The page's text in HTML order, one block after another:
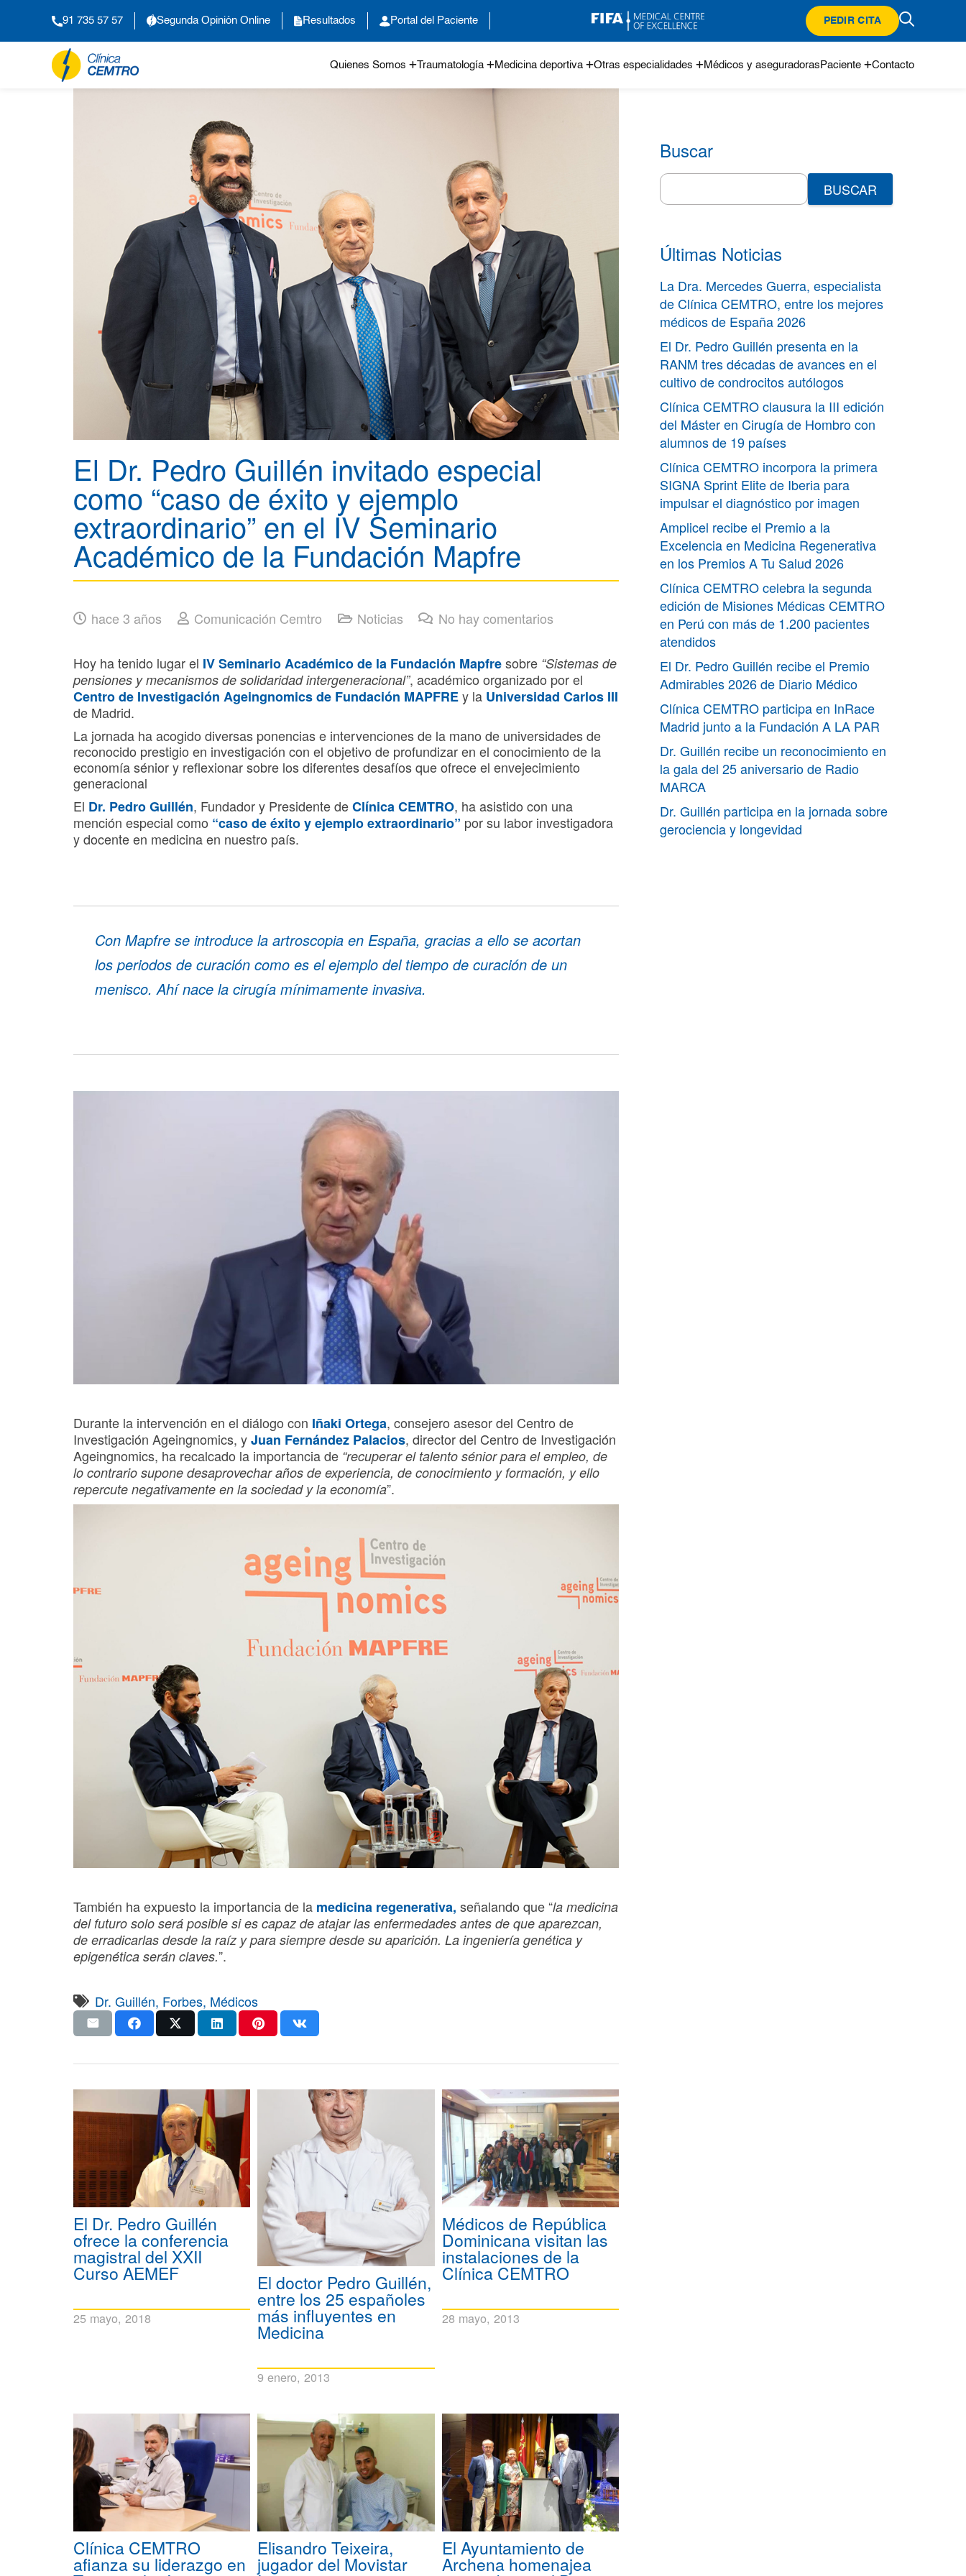
91 735 57 57 Segunda Opinión Online Resultados Portal del Paciente PEDIR CITA
Quienes Somos Traumatología Medicina deportiva Otras especialidades Médicos y aseguradoras Paciente Contacto
El Dr. Pedro Guillén invitado especial
como “caso de éxito y ejemplo
extraordinario” en el IV Seminario
Académico de la Fundación Mapfre
hace 3 años Comunicación Cemtro Noticias No hay comentarios
Hoy ha tenido lugar el IV Seminario Académico de la Fundación Mapfresobre “Sistemas de
pensiones y mecanismos de solidaridad intergeneracional”, académico organizado por el
Centro de Investigación Ageingnomics de Fundación MAPFREy la Universidad Carlos III
de Madrid.
La jornada ha acogido diversas ponencias e intervenciones de la mano de universidades de
reconocido prestigio en investigación con el objetivo de profundizar en el conocimiento de la
economía sénior y reflexionar sobre los diferentes desafíos que ofrece el envejecimiento
generacional
El Dr. Pedro Guillén, Fundador y Presidente deClínica CEMTRO, ha asistido con una
mención especial como “caso de éxito y ejemplo extraordinario” por su labor investigadora
y docente en medicina en nuestro país.
Con Mapfre se introduce la artroscopia en España, gracias a ello se acortan
los periodos de curación como es el ejemplo del tiempo de curación de un
menisco. Ahí nace la cirugía mínimamente invasiva.
Durante la intervención en el diálogo con Iñaki Ortega, consejero asesor del Centro de
Investigación Ageingnomics, yJuan Fernández Palacios, director del Centro de Investigación
Ageingnomics, ha recalcado la importancia de “recuperar el talento sénior para el empleo, de
lo contrario supone desaprovechar años de experiencia, de conocimiento y formación, y ello
repercute negativamente en la sociedad y la economía”.
También ha expuesto la importancia de la medicina regenerativa, señalando que “la medicina
del futuro solo será posible si es capaz de atajar las enfermedades antes de que aparezcan,
de erradicarlas desde la raíz y para siempre desde su aparición. La ingeniería genética y
epigenética serán claves.”.
Dr. Guillén, Forbes, Médicos
El Dr. Pedro Guillén
ofrece la conferencia
magistral del XXII
Curso AEMEF
25 mayo, 2018
El doctor Pedro Guillén,
entre los 25 españoles
más influyentes en
Medicina
9 enero, 2013
Médicos de República
Dominicana visitan las
instalaciones de la
Clínica CEMTRO
28 mayo, 2013
Clínica CEMTRO
afianza su liderazgo en
Elisandro Teixeira,
jugador del Movistar
El Ayuntamiento de
Archena homenajea
Buscar
Search
for:
Últimas Noticias
La Dra. Mercedes Guerra, especialista
de Clínica CEMTRO, entre los mejores
médicos de España 2026
El Dr. Pedro Guillén presenta en la
RANM tres décadas de avances en el
cultivo de condrocitos autólogos
Clínica CEMTRO clausura la III edición
del Máster en Cirugía de Hombro con
alumnos de 19 países
Clínica CEMTRO incorpora la primera
SIGNA Sprint Elite de Iberia para
impulsar el diagnóstico por imagen
Amplicel recibe el Premio a la
Excelencia en Medicina Regenerativa
en los Premios A Tu Salud 2026
Clínica CEMTRO celebra la segunda
edición de Misiones Médicas CEMTRO
en Perú con más de 1.200 pacientes
atendidos
El Dr. Pedro Guillén recibe el Premio
Admirables 2026 de Diario Médico
Clínica CEMTRO participa en InRace
Madrid junto a la Fundación A LA PAR
Dr. Guillén recibe un reconocimiento en
la gala del 25 aniversario de Radio
MARCA
Dr. Guillén participa en la jornada sobre
gerociencia y longevidad